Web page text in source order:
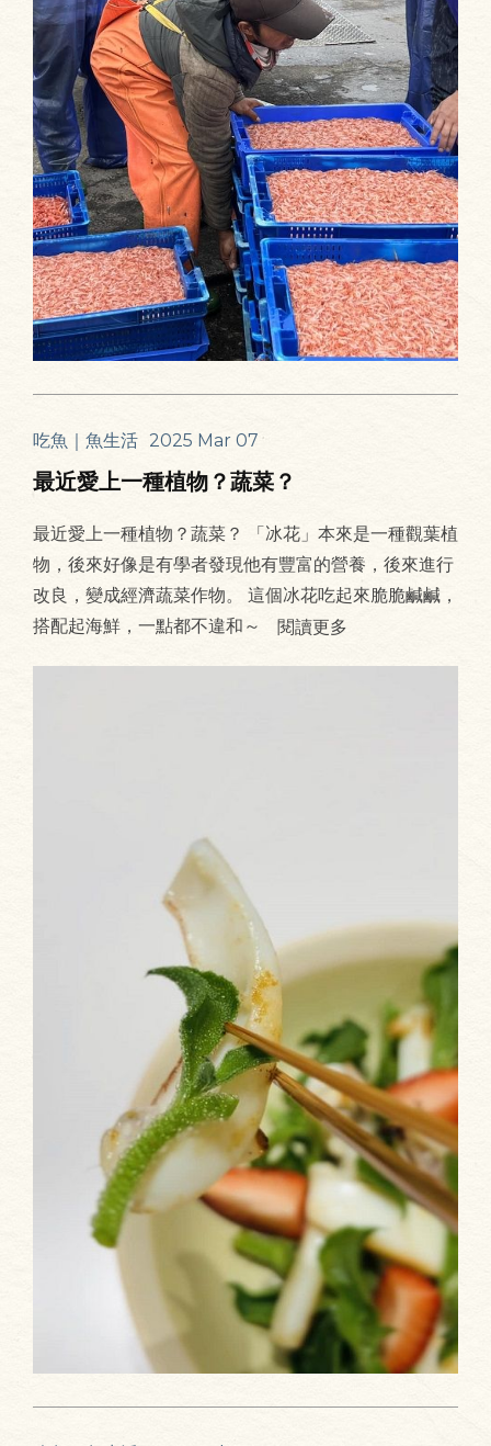
吃魚｜魚生活 2025 Mar 07
最近愛上一種植物？蔬菜？
最近愛上一種植物？蔬菜？ 「冰花」本來是一種觀葉植
物，後來好像是有學者發現他有豐富的營養，後來進行
改良，變成經濟蔬菜作物。 這個冰花吃起來脆脆鹹鹹，
搭配起海鮮，一點都不違和～
閱讀更多